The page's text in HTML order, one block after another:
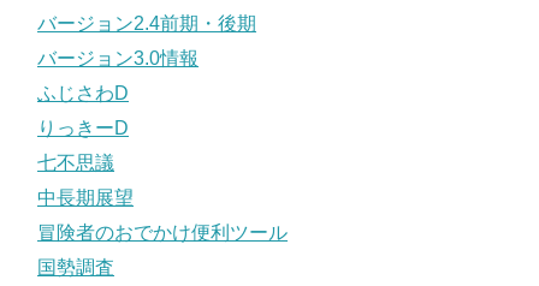
バージョン2.4前期・後期
バージョン3.0情報
ふじさわD
りっきーD
七不思議
中長期展望
冒険者のおでかけ便利ツール
国勢調査